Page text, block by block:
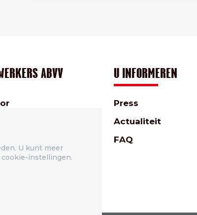
ABVV U INFORMEREN
Press
Actualiteit
FAQ
U kunt meer
instellingen.